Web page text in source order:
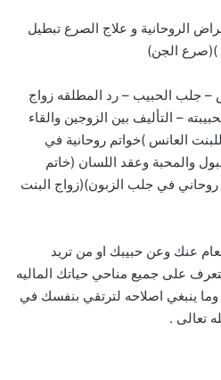
الروحانية و علاج الصرع تبطيل
)(صرع الجن)
– جلب الحبيب – رد المطلقه زواج
– التأليف بين الزوجين والقاء
العانس )خواتم روحانية في
والمحبة وعقد اللسان (خاتم
في جلب الزبون)(زواج البنت
عنك وعن حبيبك او من تريد
على جميع مناحي حياتك الماليه
وما ينبغي اصلاحه لترتقي بنفسك في
تعالى .